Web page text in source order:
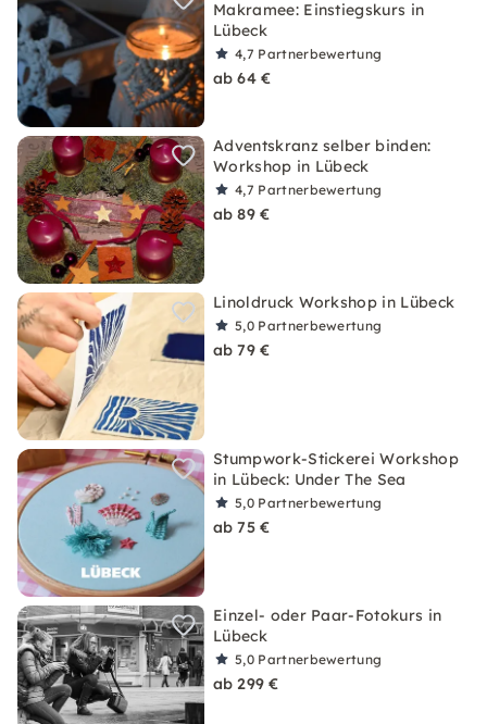
Makramee: Einstiegskurs in
Lübeck
4,7 Partnerbewertung
ab 64 €
Adventskranz selber binden:
Workshop in Lübeck
4,7 Partnerbewertung
ab 89 €
Linoldruck Workshop in Lübeck
5,0 Partnerbewertung
ab 79 €
Stumpwork-Stickerei Workshop
in Lübeck: Under The Sea
5,0 Partnerbewertung
ab 75 €
Einzel- oder Paar-Fotokurs in
Lübeck
5,0 Partnerbewertung
ab 299 €